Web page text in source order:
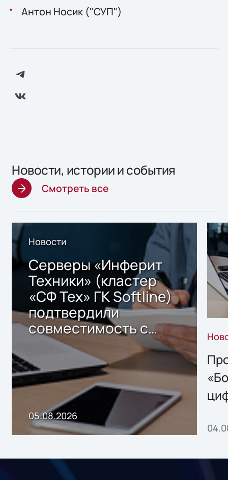
Антон Носик ("СУП")
Новости, истории и события
Смотреть все
Новости
Серверы «Инферит
Техники» (кластер
«СФ Тех» ГК Softline)
подтвердили
совместимость с
решением Sharx
Storage 2.x для
хранения данных
05.08.2026